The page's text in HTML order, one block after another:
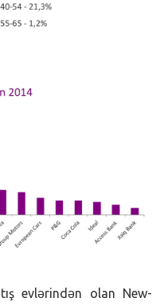
evlərindən olan New-